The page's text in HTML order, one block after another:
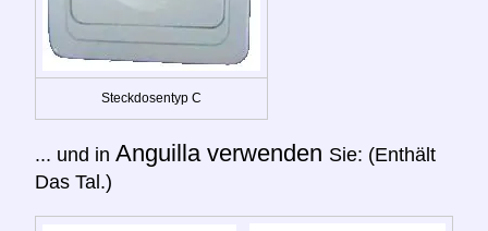
Steckdosentyp C
... und in Anguilla verwenden Sie: (Enthält
Das Tal.)